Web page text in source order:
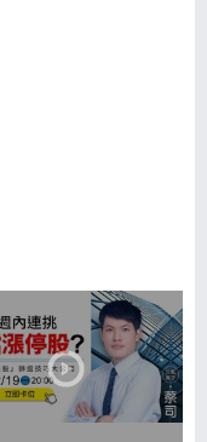
力最小的路徑。 3. 主流
大家不再盲目跟風被收
的性格，每個人都能在
。 了解股票的慣性，就